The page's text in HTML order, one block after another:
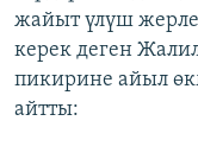
жайыт үлүш
керек деген
пикирине айыл
айтты: